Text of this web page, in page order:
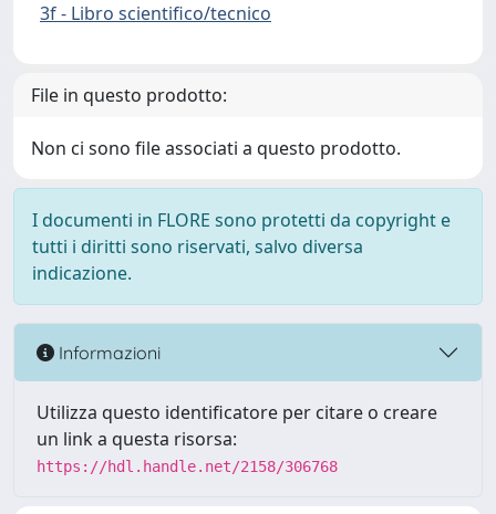
3f - Libro scientifico/tecnico
File in questo prodotto:
Non ci sono file associati a questo prodotto.
I documenti in FLORE sono protetti da copyright e
tutti i diritti sono riservati, salvo diversa
indicazione.
Informazioni
Utilizza questo identificatore per citare o creare
un link a questa risorsa:
https://hdl.handle.net/2158/306768